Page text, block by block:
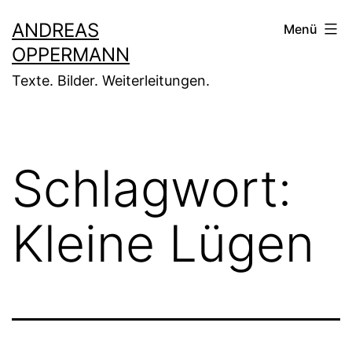
Inhalt
springen
ANDREAS
OPPERMANN
Texte. Bilder. Weiterleitungen.
Menü
Schlagwort:
Kleine Lügen